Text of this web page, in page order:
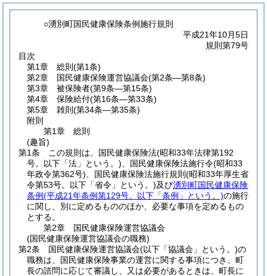
○湧別町国民健康保険条例施行規則
平成21年10月5日
規則第79号
目次
第1章
総則 (第1条)
第2章
国民健康保険運営協議会(第2条―第8条)
第3章
被保険者(第9条―第15条)
第4章
保険給付(第16条―第33条)
第5章
雑則 (第34条―第35条)
附則
第1章
総則
(趣旨)
第1条
この規則は、国民健康保険法(昭和33年法律第192
号。以下「法」という。) 、国民健康保険法施行令(昭和33
年政令第362号) 、国民健康保険法施行規則 (昭和33年厚生省
令第53号。以下「省令」という。)及び湧別町国民健康保険
条例(平成21年条例第129号。以下「条例」という。)の施行
に関し、別に定めるもののほか、必要な事項を定めるもの
とする。
第2章
国民健康保険運営協議会
(国民健康保険運営協議会の職務)
第2条
国民健康保険運営協議会(以下「協議会」という。)の
職務は、国民健康保険事業の運営に関する事項につき、町
長の諮問に応じて審議し、又は必要があるときは、町長に